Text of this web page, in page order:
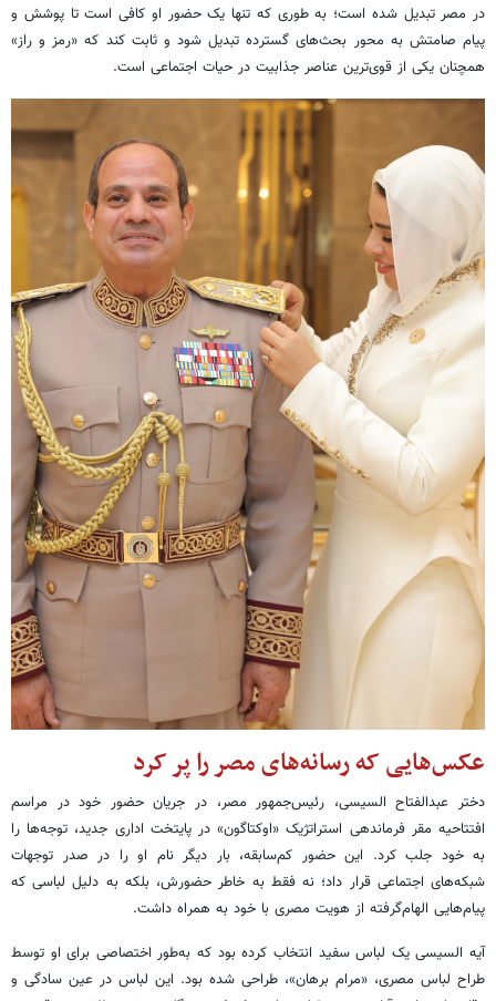
در مصر تبدیل شده است؛ به طوری که تنها یک حضور او کافی است تا پوشش و
پیام صامتش به محور بحث‌های گسترده تبدیل شود و ثابت کند که «رمز و راز»
همچنان یکی از قوی‌ترین عناصر جذابیت در حیات اجتماعی است.
عکس‌هایی که رسانه‌های مصر را پر کرد
دختر عبدالفتاح السیسی، رئیس‌جمهور مصر، در جریان حضور خود در مراسم
افتتاحیه مقر فرماندهی استراتژیک «اوکتاگون» در پایتخت اداری جدید، توجه‌ها را
به خود جلب کرد. این حضور کم‌سابقه، بار دیگر نام او را در صدر توجهات
شبکه‌های اجتماعی قرار داد؛ نه فقط به خاطر حضورش، بلکه به دلیل لباسی که
پیام‌هایی الهام‌گرفته از هویت مصری با خود به همراه داشت.
آیه السیسی یک لباس سفید انتخاب کرده بود که به‌طور اختصاصی برای او توسط
طراح لباس مصری، «مرام برهان»، طراحی شده بود. این لباس در عین سادگی و